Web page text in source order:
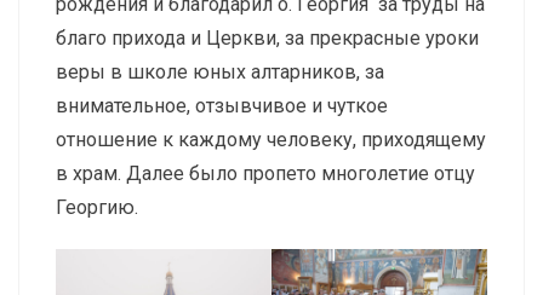
благо прихода и Церкви, за прекрасные уроки
веры в школе юных алтарников, за
внимательное, отзывчивое и чуткое
отношение к каждому человеку, приходящему
в храм. Далее было пропето многолетие отцу
Георгию.